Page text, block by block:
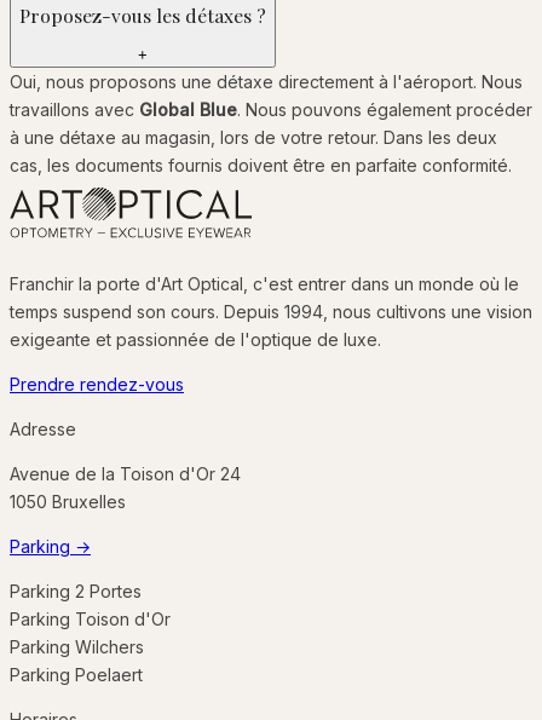
Proposez-vous les détaxes ?
+
Oui, nous proposons une détaxe directement à l'aéroport. Nous
travaillons avec Global Blue. Nous pouvons également procéder
à une détaxe au magasin, lors de votre retour. Dans les deux
cas, les documents fournis doivent être en parfaite conformité.
Franchir la porte d'Art Optical, c'est entrer dans un monde où le
temps suspend son cours. Depuis 1994, nous cultivons une vision
exigeante et passionnée de l'optique de luxe.
Prendre rendez-vous
Adresse
Avenue de la Toison d'Or 24
1050 Bruxelles
Parking →
Parking 2 Portes
Parking Toison d'Or
Parking Wilchers
Parking Poelaert